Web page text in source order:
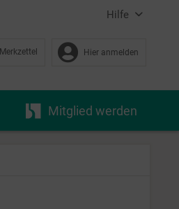
Hilfe
Merkzettel Hier anmelden
Mitglied werden